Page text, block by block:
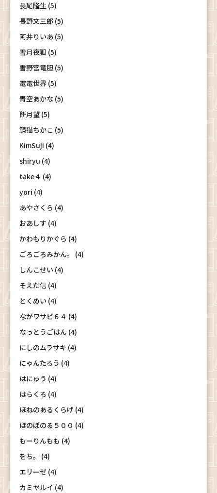
長尾隆生 (5)
長野文三郎 (5)
阿井りいあ (5)
雪月夜狐 (5)
雪野宮竜胆 (5)
電電世界 (5)
青空あかな (5)
餅月望 (5)
鯖猫ちかこ (5)
KimSuji (4)
shiryu (4)
take４ (4)
yori (4)
あやさくら (4)
おあしす (4)
かわもりかぐら (4)
ごろごろみかん。 (4)
しんこせい (4)
そえだ信 (4)
とくめい (4)
ながワサビ６４ (4)
なっとうごはん (4)
にしのムラサキ (4)
にゃんたろう (4)
はにゅう (4)
はらくろ (4)
ほねのあるくらげ (4)
ほのぼのる５００ (4)
もーりんもも (4)
をち。 (4)
エリーゼ (4)
カミヤルイ (4)